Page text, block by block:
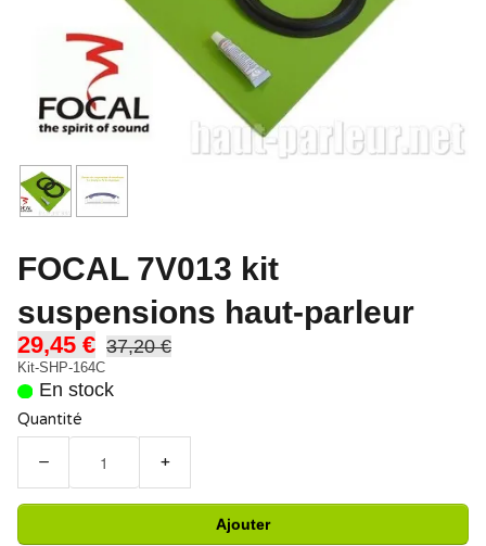
FOCAL 7V013 kit
suspensions haut-parleur
29,45 € 37,20 €
Kit-SHP-164C
En stock
Quantité
− +
Ajouter